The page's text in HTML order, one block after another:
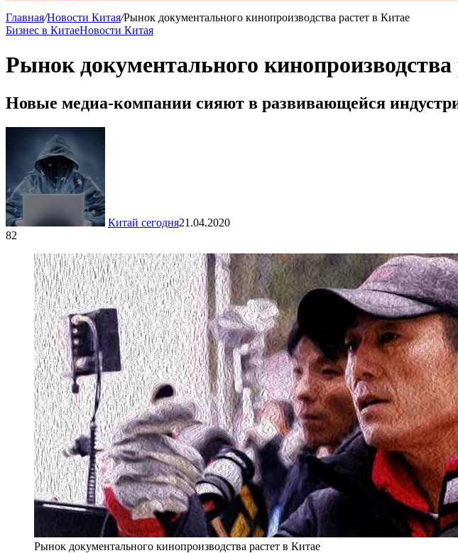
Главная/Новости Китая/Рынок документального кинопроизводства растет в Китае
Бизнес в КитаеНовости Китая
Рынок документального кинопроизводства
Новые медиа-компании сияют в развивающейся
Китай сегодня21.04.2020
82
Рынок документального кинопроизводства растет в Китае